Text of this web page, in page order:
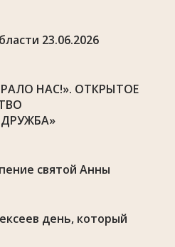
23.06.2026
НАС!». ОТКРЫТОЕ
святой Анны
день, который